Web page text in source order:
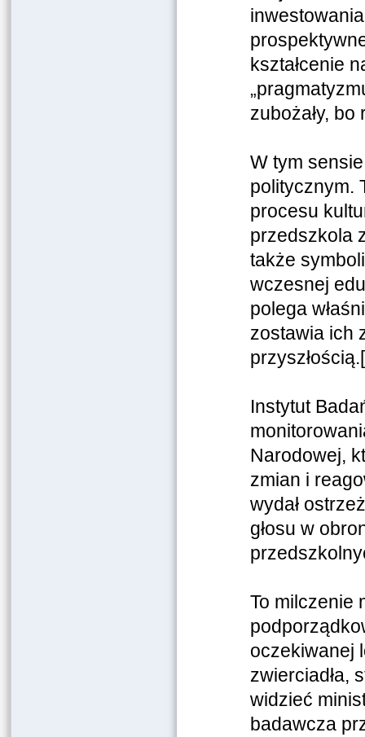
kształcenie
zubożały,
W tym
politycznym.
procesu
przedszkola
także
wczesnej
polega
zostawia ich
Instytut
Narodowej,
zmian i
wydał
głosu w
To milczenie
oczekiwanej
zwierciadła,
widzieć
badawcza